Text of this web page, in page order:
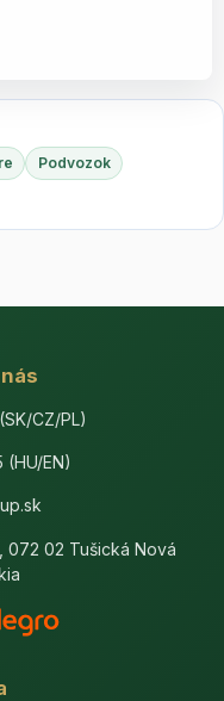
Podvozok
CZ/PL)
(HU/EN)
072 02 Tušická Nová